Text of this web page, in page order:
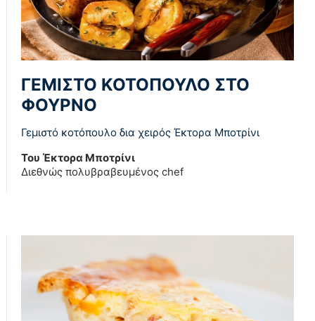
ΓΕΜΙΣΤΟ ΚΟΤΟΠΟΥΛΟ ΣΤΟ
ΦΟΥΡΝΟ
Γεμιστό κοτόπουλο δια χειρός Έκτορα Μποτρίνι
Του Έκτορα Μποτρίνι
Διεθνώς πολυβραβευμένος chef